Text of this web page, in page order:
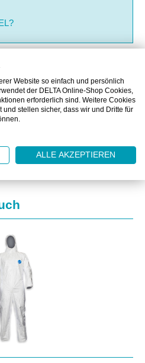
Website so einfach und persönlich
der DELTA Online-Shop Cookies,
erforderlich sind. Weitere Cookies
stellen sicher, dass wir und Dritte für
ALLE AKZEPTIEREN